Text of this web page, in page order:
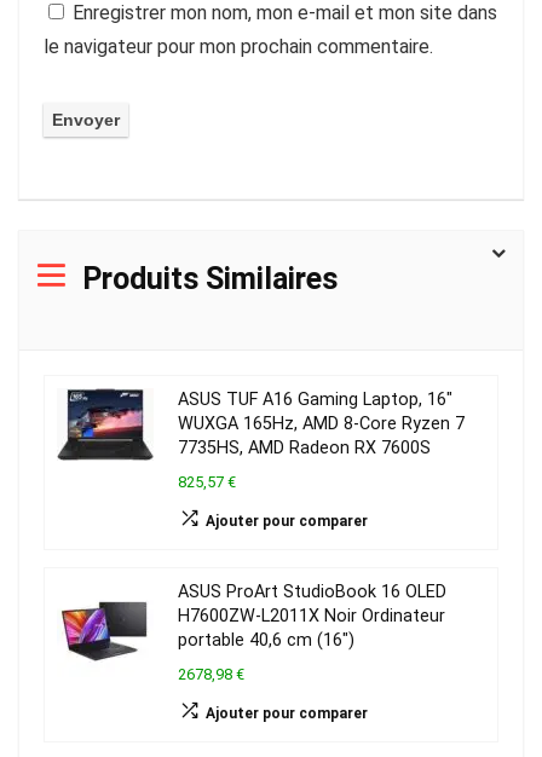
Enregistrer mon nom, mon e-mail et mon site dans
le navigateur pour mon prochain commentaire.
Produits Similaires
ASUS TUF A16 Gaming Laptop, 16″
WUXGA 165Hz, AMD 8-Core Ryzen 7
7735HS, AMD Radeon RX 7600S
825,57 €
Ajouter pour comparer
ASUS ProArt StudioBook 16 OLED
H7600ZW-L2011X Noir Ordinateur
portable 40,6 cm (16″)
2678,98 €
Ajouter pour comparer